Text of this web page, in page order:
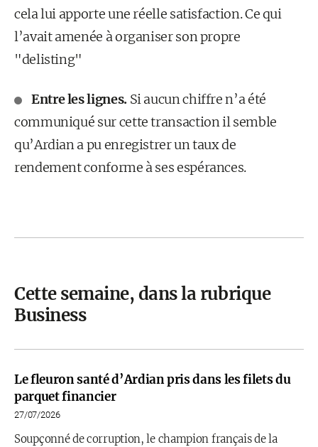
cela lui apporte une réelle satisfaction. Ce qui
l’avait amenée à organiser son propre
"delisting"
Entre les lignes. Si aucun chiffre n’a été
communiqué sur cette transaction il semble
qu’Ardian a pu enregistrer un taux de
rendement conforme à ses espérances.
Cette semaine, dans la rubrique
Business
Le fleuron santé d’Ardian pris dans les filets du
parquet financier
27/07/2026
Soupçonné de corruption, le champion français de la